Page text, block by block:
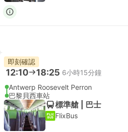
即刻確認
12:10 18:25 6小時15分鐘
Antwerp Roosevelt Perron
巴黎貝西車站
標準艙 | 巴士
FlixBus